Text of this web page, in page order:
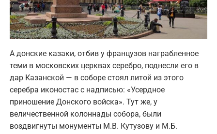
А донские казаки, отбив у французов награбленное
теми в московских церквах серебро, поднесли его в
дар Казанской — в соборе стоял литой из этого
серебра иконостас с надписью: «Усердное
приношение Донского войска». Тут же, у
величественной колоннады собора, были
воздвигнуты монументы М.В. Кутузову и М.Б.